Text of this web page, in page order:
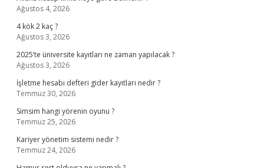
Ağustos 4, 2026
4 kök 2 kaç ?
Ağustos 3, 2026
2025’te üniversite kayıtları ne zaman yapılacak ?
Ağustos 3, 2026
İşletme hesabı defteri gider kayıtları nedir ?
Temmuz 30, 2026
Simsim hangi yörenin oyunu ?
Temmuz 25, 2026
Kariyer yönetim sistemi nedir ?
Temmuz 24, 2026